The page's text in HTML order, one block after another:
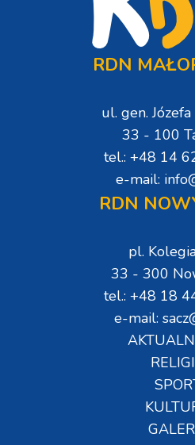
RDN
ul. gen.
33 - 100
tel.: +48 14
e-mail:
RDN
pl.
33 - 300
tel.: +48 18
e-mail: